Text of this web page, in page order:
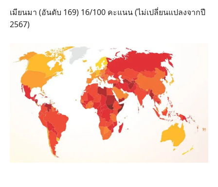
เมียนมา (อันดับ 169) 16/100 คะแนน (ไม่เปลี่ยนแปลงจากปี
2567)